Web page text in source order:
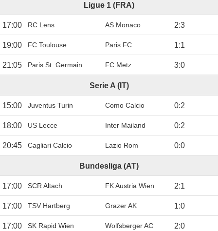
Ligue 1 (FRA)
17:00 RC Lens AS Monaco 2:3
19:00 FC Toulouse Paris FC 1:1
21:05 Paris St. Germain FC Metz 3:0
Serie A (IT)
15:00 Juventus Turin Como Calcio 0:2
18:00 US Lecce Inter Mailand 0:2
20:45 Cagliari Calcio Lazio Rom 0:0
Bundesliga (AT)
17:00 SCR Altach FK Austria Wien 2:1
17:00 TSV Hartberg Grazer AK 1:0
17:00 SK Rapid Wien Wolfsberger AC 2:0